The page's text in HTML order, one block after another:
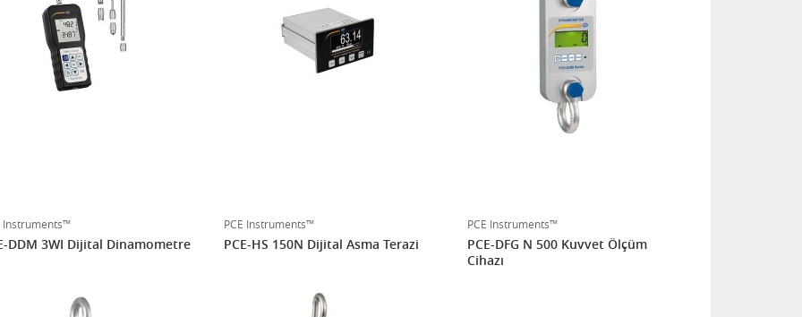
Instruments™
DDM 3WI Dijital Dinamometre
PCE Instruments™
PCE-HS 150N Dijital Asma Terazi
PCE Instruments™
PCE-DFG N 500 Kuvvet Ölçüm
Cihazı